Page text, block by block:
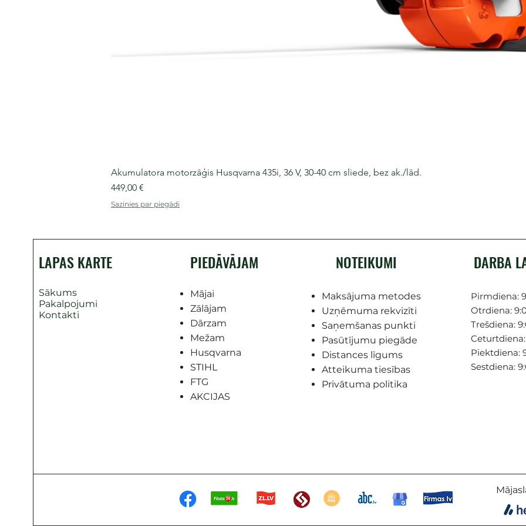
Akumulatora motorzāģis Husqvarna 435i, 36 V, 30-40 cm sliede, bez ak./lād.
Cena
449,00 €
Sazinies par piegādi
LAPAS KARTE
Sākums
Pakalpojumi
Kontakti
PIEDĀVĀJAM
Mājai
Zālājam
Dārzam
Mežam
Husqvarna
STIHL
FTG
AKCIJAS
NOTEIKUMI
Maksājuma metodes
Uzņēmuma rekvizīti
Saņemšanas punkti
Pasūtījumu piegāde
Distances līgums
Atteikuma tiesības
Privātuma politika
DARBA
Pirmdiena:
Otrdiena:
Trešdiena:
Ceturtdiena:
Piektdiena:
Sestdiena: